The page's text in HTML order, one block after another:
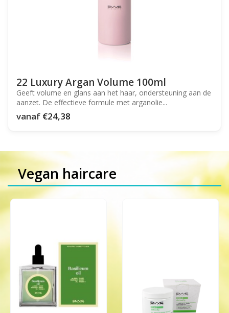
22 Luxury Argan Volume 100ml
Geeft volume en glans aan het haar, ondersteuning aan de
aanzet. De effectieve formule met arganolie...
vanaf €24,38
Vegan haircare